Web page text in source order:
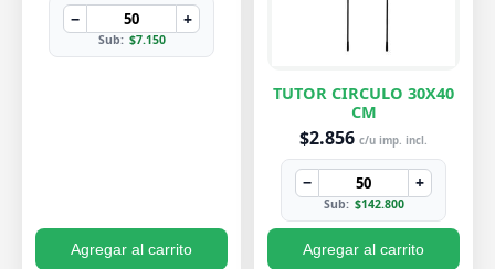
− +
Sub: $7.150
Agregar al carrito
TUTOR CIRCULO 30X40
CM
$2.856 c/u imp. incl.
− +
Sub: $142.800
Agregar al carrito